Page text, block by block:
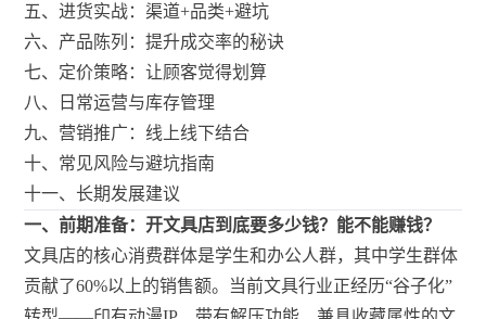
五、进货实战：渠道+品类+避坑
六、产品陈列：提升成交率的秘诀
七、定价策略：让顾客觉得划算
八、日常运营与库存管理
九、营销推广：线上线下结合
十、常见风险与避坑指南
十一、长期发展建议
一、前期准备：开文具店到底要多少钱？能不能赚钱？
文具店的核心消费群体是学生和办公人群，其中学生群体
贡献了60%以上的销售额。当前文具行业正经历“谷子化”